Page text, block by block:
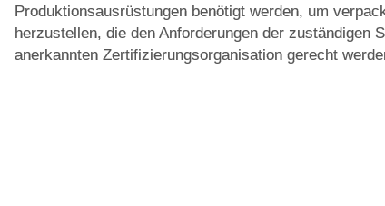
Produktionsausrüstungen benötigt werden, um
herzustellen, die den Anforderungen der zuständigen
anerkannten Zertifizierungsorganisation gerecht